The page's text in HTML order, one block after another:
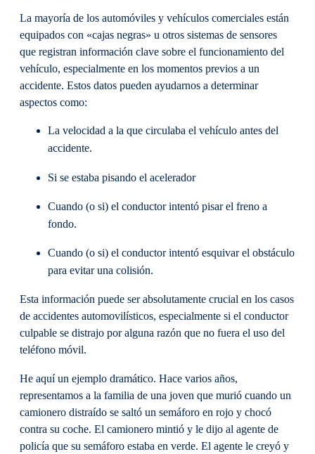
La mayoría de los automóviles y vehículos comerciales están
equipados con «cajas negras» u otros sistemas de sensores
que registran información clave sobre el funcionamiento del
vehículo, especialmente en los momentos previos a un
accidente. Estos datos pueden ayudarnos a determinar
aspectos como:
La velocidad a la que circulaba el vehículo antes del
accidente.
Si se estaba pisando el acelerador
Cuando (o si) el conductor intentó pisar el freno a
fondo.
Cuando (o si) el conductor intentó esquivar el obstáculo
para evitar una colisión.
Esta información puede ser absolutamente crucial en los casos
de accidentes automovilísticos, especialmente si el conductor
culpable se distrajo por alguna razón que no fuera el uso del
teléfono móvil.
He aquí un ejemplo dramático. Hace varios años,
representamos a la familia de una joven que murió cuando un
camionero distraído se saltó un semáforo en rojo y chocó
contra su coche. El camionero mintió y le dijo al agente de
policía que su semáforo estaba en verde. El agente le creyó y